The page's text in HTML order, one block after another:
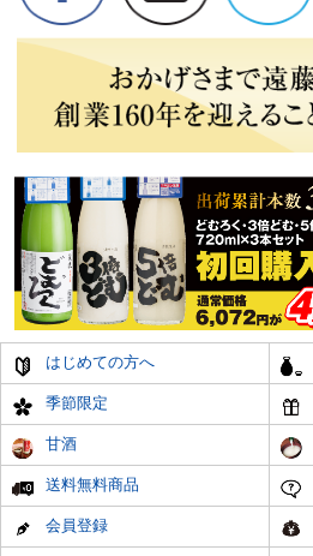
はじめての方へ
季節限定
甘酒
送料無料商品
会員登録